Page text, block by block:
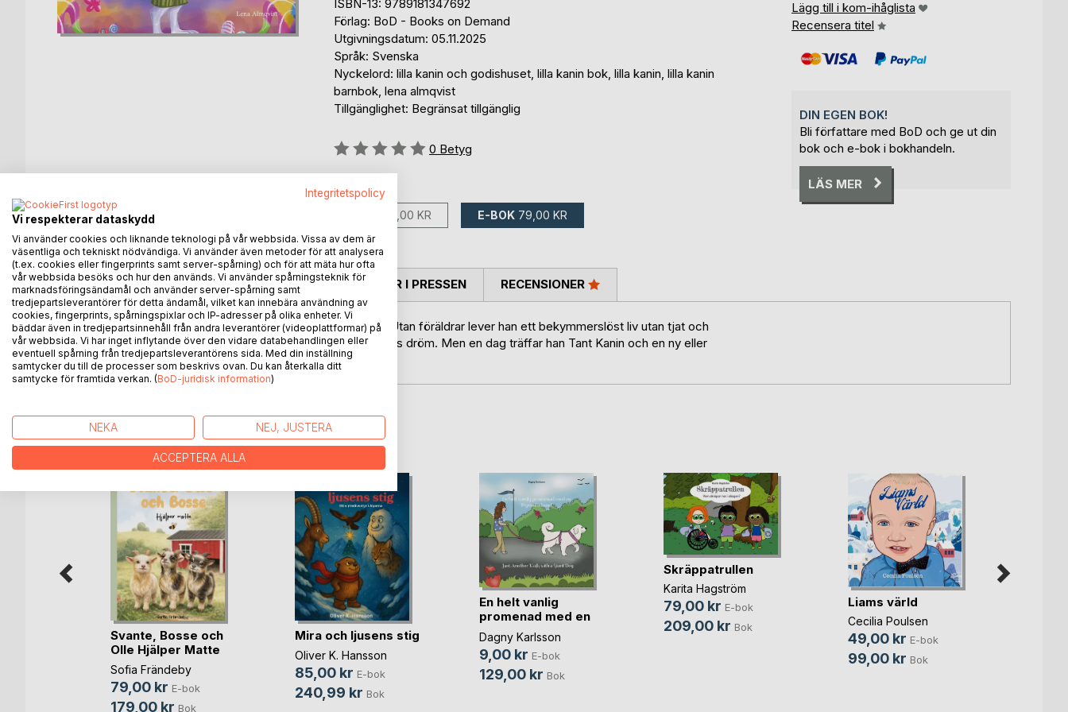
ISBN-13: 9789181347692
Förlag: BoD - Books on Demand
Utgivningsdatum: 05.11.2025
Språk: Svenska
Nyckelord: lilla kanin och godishuset, lilla kanin bok, lilla kanin, lilla kanin
barnbok, lena almqvist
Tillgänglighet: Begränsat tillgänglig
Betyg::
0 Betyg
finns som:
199,00 KR E-BOK 79,00 KR
Lägg till i kom-ihåglista
Recensera titel
DIN EGEN BOK!
Bli författare med BoD och ge ut din
bok och e-bok i bokhandeln.
LÄS MER
BESKRIVNING
Lilla Kanin bor alldeles själv i sitt fina hus byggt av godis. Utan föräldrar lever han ett bekymmerslöst liv utan tjat och
med obegränsad tillgång till godis verkar han leva alla barns dröm. Men en dag träffar han Tant Kanin och en ny eller
kanske gammal längtan börjar växa fram i Lilla Kanin.
FÖRFATTARE KOMMENTARER I PRESSEN RECENSIONER
ANDRA TITLAR HOSBoD
Svante, Bosse och
Olle Hjälper Matte
Sofia Frändeby
79,00 kr E-bok
179,00 kr Bok
Mira och ljusens stig
Oliver K. Hansson
85,00 kr E-bok
240,99 kr Bok
En helt vanlig
promenad med en
Pyr(...)
Dagny Karlsson
9,00 kr E-bok
129,00 kr Bok
Skräppatrullen
Karita Hagström
79,00 kr E-bok
209,00 kr Bok
Liams värld
Cecilia Poulsen
49,00 kr E-bok
99,00 kr Bok
Integritetspolicy
Vi respekterar dataskydd
Vi använder cookies och liknande teknologi på vår webbsida. Vissa av dem är
väsentliga och tekniskt nödvändiga. Vi använder även metoder för att analysera
(t.ex. cookies eller fingerprints samt server-spårning) och för att mäta hur ofta
vår webbsida besöks och hur den används. Vi använder spårningsteknik för
marknadsföringsändamål och använder server-spårning samt
tredjepartsleverantörer för detta ändamål, vilket kan innebära användning av
cookies, fingerprints, spårningspixlar och IP-adresser på olika enheter. Vi
bäddar även in tredjepartsinnehåll från andra leverantörer (videoplattformar) på
vår webbsida. Vi har inget inflytande över den vidare databehandlingen eller
eventuell spårning från tredjepartsleverantörens sida. Med din inställning
samtycker du till de processer som beskrivs ovan. Du kan återkalla ditt
samtycke för framtida verkan. (BoD-juridisk information)
NEKA NEJ, JUSTERA
ACCEPTERA ALLA